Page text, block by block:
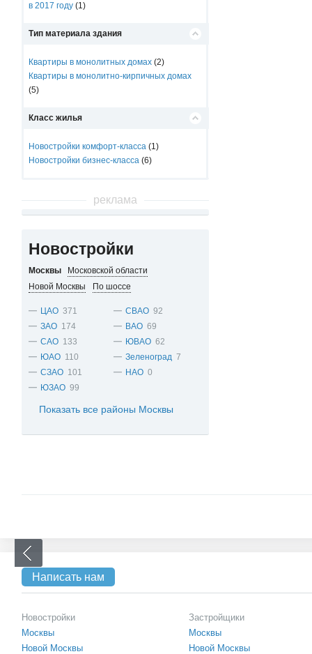
в 2017 году (1)
Тип материала здания
Квартиры в монолитных домах (2)
Квартиры в монолитно-кирпичных домах
(5)
Класс жилья
Новостройки комфорт-класса (1)
Новостройки бизнес-класса (6)
реклама
Новостройки
Москвы
Московской области
Новой Москвы
По шоссе
ЦАО 371
ЗАО 174
САО 133
ЮАО 110
СЗАО 101
ЮЗАО 99
СВАО 92
ВАО 69
ЮВАО 62
Зеленоград 7
НАО 0
Показать все районы Москвы
Написать нам
Новостройки
Москвы
Новой Москвы
Застройщики
Москвы
Новой Москвы